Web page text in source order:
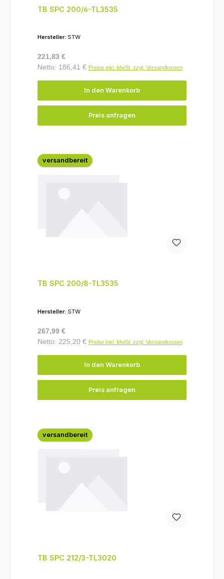
TB SPC 200/6-TL3535
Hersteller: STW
Regulärer Preis:
221,83 €
Netto: 186,41 € Preise inkl. MwSt. zzgl. Versandkosten
In den Warenkorb
Preis anfragen
versandbereit
TB SPC 200/8-TL3535
Hersteller: STW
Regulärer Preis:
267,99 €
Netto: 225,20 € Preise inkl. MwSt. zzgl. Versandkosten
In den Warenkorb
Preis anfragen
versandbereit
TB SPC 212/3-TL3020